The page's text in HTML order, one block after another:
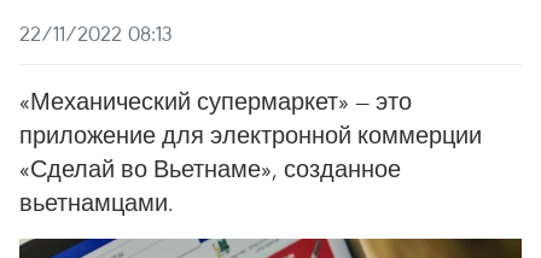
22/11/2022 08:13
«Механический супермаркет» — это
приложение для электронной коммерции
«Сделай во Вьетнаме», созданное
вьетнамцами.